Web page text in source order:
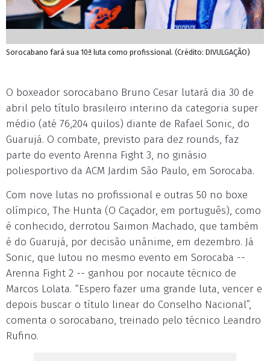
Sorocabano fará sua 10ª luta como profissional. (Crédito: DIVULGAÇÃO)
O boxeador sorocabano Bruno Cesar lutará dia 30 de
abril pelo título brasileiro interino da categoria super
médio (até 76,204 quilos) diante de Rafael Sonic, do
Guarujá. O combate, previsto para dez rounds, faz
parte do evento Arenna Fight 3, no ginásio
poliesportivo da ACM Jardim São Paulo, em Sorocaba.
Com nove lutas no profissional e outras 50 no boxe
olímpico, The Hunta (O Caçador, em português), como
é conhecido, derrotou Saimon Machado, que também
é do Guarujá, por decisão unânime, em dezembro. Já
Sonic, que lutou no mesmo evento em Sorocaba --
Arenna Fight 2 -- ganhou por nocaute técnico de
Marcos Lolata. “Espero fazer uma grande luta, vencer e
depois buscar o título linear do Conselho Nacional”,
comenta o sorocabano, treinado pelo técnico Leandro
Rufino.